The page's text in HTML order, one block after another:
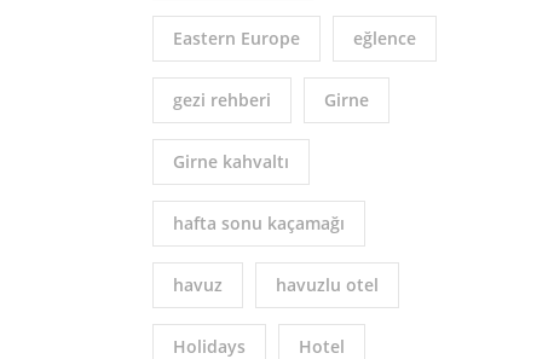
Eastern Europe eğlence
gezi rehberi Girne
Girne kahvaltı
hafta sonu kaçamağı
havuz havuzlu otel
Holidays Hotel